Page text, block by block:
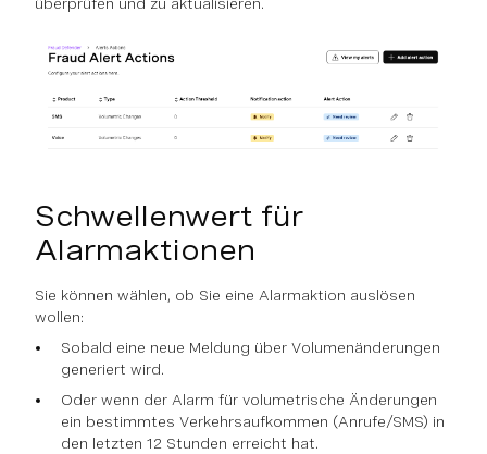
Schwellenwert für
Alarmaktionen
Sie können wählen, ob Sie eine Alarmaktion auslösen
wollen:
Sobald eine neue Meldung über Volumenänderungen
generiert wird.
Oder wenn der Alarm für volumetrische Änderungen
ein bestimmtes Verkehrsaufkommen (Anrufe/SMS) in
den letzten 12 Stunden erreicht hat.